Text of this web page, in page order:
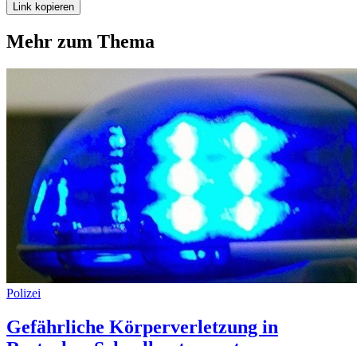
Link kopieren
Mehr zum Thema
Polizei
Gefährliche Körperverletzung in